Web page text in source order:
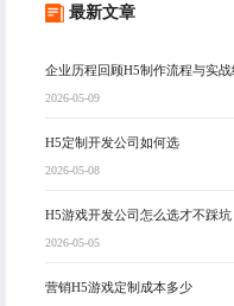
最新文章
企业历程回顾H5制作流程与实战
2026-05-09
H5定制开发公司如何选
2026-05-08
H5游戏开发公司怎么选才不踩坑
2026-05-05
营销H5游戏定制成本多少